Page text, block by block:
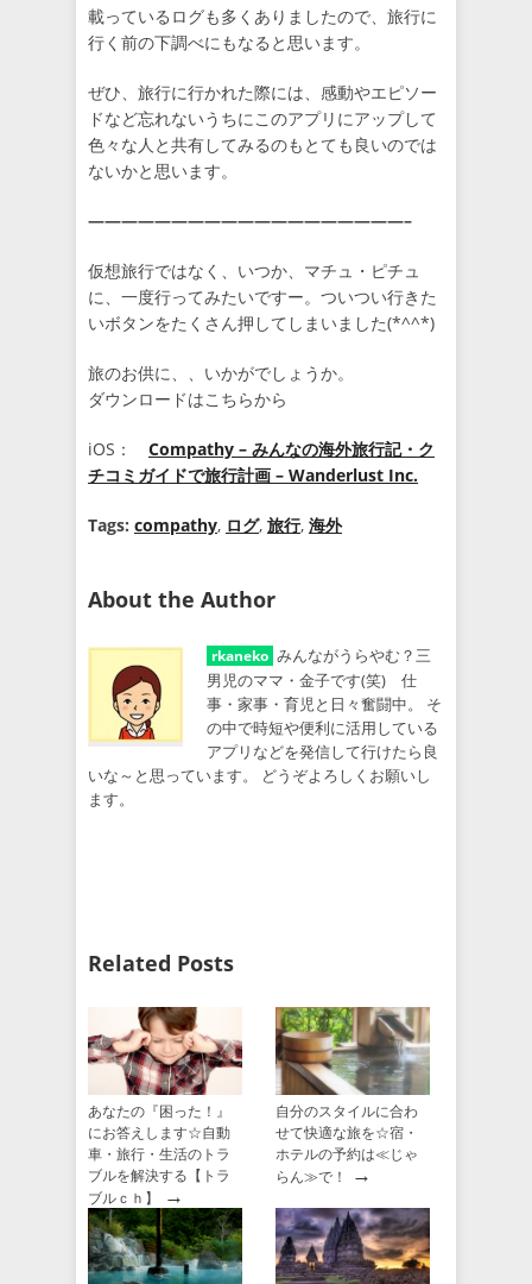
載っているログも多くありましたので、旅行に
行く前の下調べにもなると思います。
ぜひ、旅行に行かれた際には、感動やエピソー
ドなど忘れないうちにこのアプリにアップして
色々な人と共有してみるのもとても良いのでは
ないかと思います。
———————————————————–
仮想旅行ではなく、いつか、マチュ・ピチュ
に、一度行ってみたいですー。ついつい行きた
いボタンをたくさん押してしまいました(*^^*)
旅のお供に、、いかがでしょうか。
ダウンロードはこちらから
iOS： Compathy – みんなの海外旅行記・ク
チコミガイドで旅行計画 – Wanderlust Inc.
Tags: compathy, ログ, 旅行, 海外
About the Author
rkaneko みんながうらやむ？三
男児のママ・金子です(笑) 仕
事・家事・育児と日々奮闘中。 そ
の中で時短や便利に活用している
アプリなどを発信して行けたら良
いな～と思っています。 どうぞよろしくお願いし
ます。
Related Posts
あなたの『困った！』
にお答えします☆自動
車・旅行・生活のトラ
ブルを解決する【トラ
ブルｃｈ】
→
自分のスタイルに合わ
せて快適な旅を☆宿・
ホテルの予約は≪じゃ
らん≫で！
→